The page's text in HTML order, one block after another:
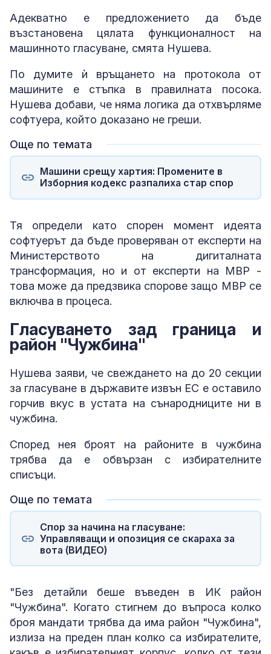
Адекватно е предложението да бъде
възстановена цялата функционалност на
машинното гласуване, смята Нушева.
По думите ѝ връщането на протокола от
машините е стъпка в правилната посока.
Нушева добави, че няма логика да отхвърляме
софтуера, който доказано не греши.
Още по темата
Машини срещу хартия: Промените в
Изборния кодекс разпалиха стар спор
Тя определи като спорен момент идеята
софтуерът да бъде проверяван от експерти на
Министерството на дигиталната
трансформация, но и от експерти на МВР -
това може да предзвика спорове защо МВР се
включва в процеса.
Гласуването зад граница и
район "Чужбина"
Нушева заяви, че свеждането на до 20 секции
за гласуване в държавите извън ЕС е оставило
горчив вкус в устата на сънародниците ни в
чужбина.
Според нея броят на районите в чужбина
трябва да е обвързан с избирателните
списъци.
Още по темата
Спор за начина на гласуване:
Управляващи и опозиция се скараха за
вота (ВИДЕО)
"Без детайли беше въведен в ИК район
"Чужбина". Когато стигнем до въпроса колко
броя мандати трябва да има район "Чужбина",
излиза на преден план колко са избирателите,